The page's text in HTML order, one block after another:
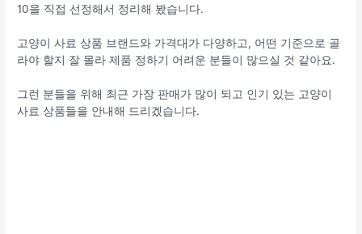
10을 직접 선정해서 정리해 봤습니다.
고양이 사료 상품 브랜드와 가격대가 다양하고, 어떤 기준으로 골
라야 할지 잘 몰라 제품 정하기 어려운 분들이 많으실 것 같아요.
그런 분들을 위해 최근 가장 판매가 많이 되고 인기 있는 고양이
사료 상품들을 안내해 드리겠습니다.